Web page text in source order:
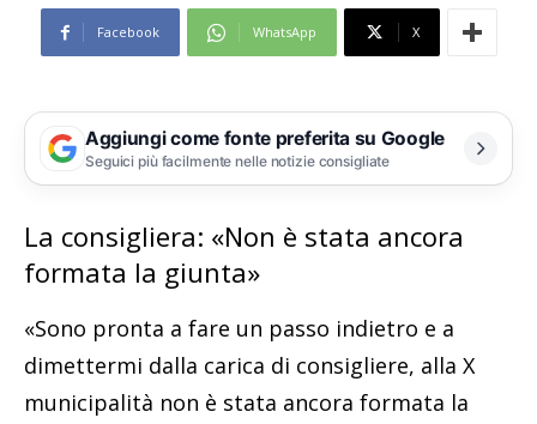
Facebook WhatsApp X
Aggiungi come fonte preferita su Google
Seguici più facilmente nelle notizie consigliate
La consigliera: «Non è stata ancora
formata la giunta»
«Sono pronta a fare un passo indietro e a
dimettermi dalla carica di consigliere, alla X
municipalità non è stata ancora formata la